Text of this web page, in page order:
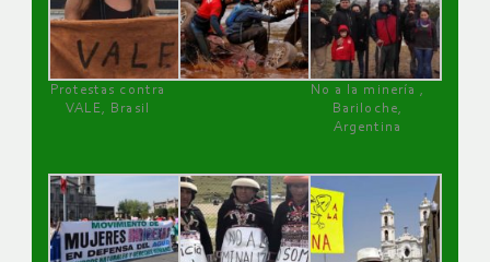
Protestas contra
VALE, Brasil
No a la minería ,
Bariloche,
Argentina